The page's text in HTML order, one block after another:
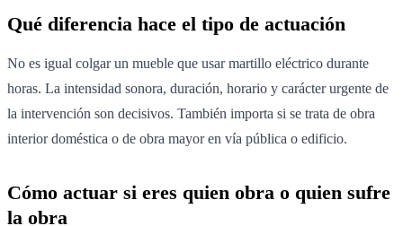
Qué diferencia hace el tipo de actuación
No es igual colgar un mueble que usar martillo eléctrico durante
horas. La intensidad sonora, duración, horario y carácter urgente de
la intervención son decisivos. También importa si se trata de obra
interior doméstica o de obra mayor en vía pública o edificio.
Cómo actuar si eres quien obra o quien sufre
la obra